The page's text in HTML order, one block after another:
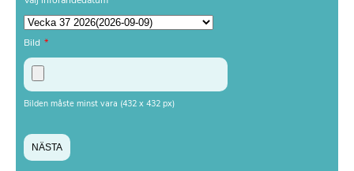
Bild
Bilden måste minst vara (432 x 432 px)